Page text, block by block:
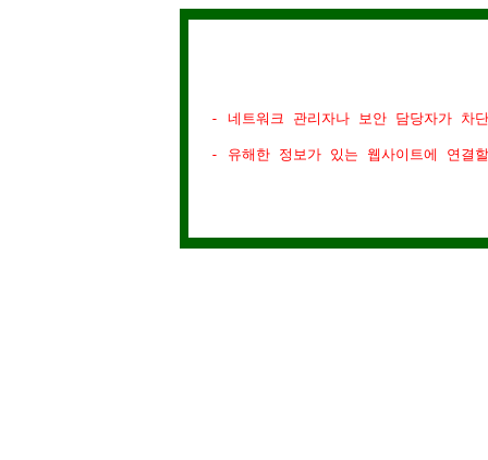
- 네트워크 관리자나 보안 담당자가 차
- 유해한 정보가 있는 웹사이트에 연결